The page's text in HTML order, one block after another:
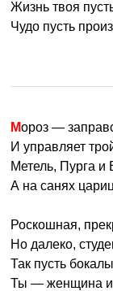
Жизнь твоя
Чудо пусть
Мороз —
И управляет
Метель, Пурга
А на санях
Роскошная,
Но далеко,
Так пусть
Ты — женщина и